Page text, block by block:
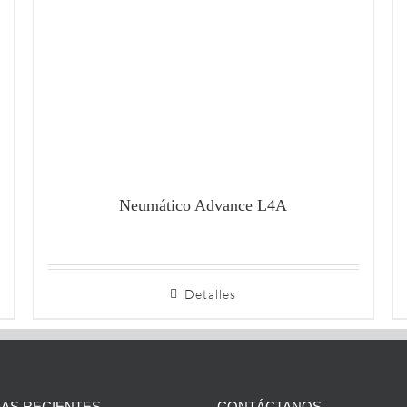
Neumático Advance L4A
Detalles